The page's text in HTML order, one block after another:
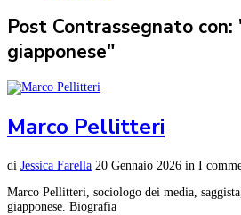
Post Contrassegnato
giapponese"
Marco Pellitteri
di Jessica Farella 20 Gennaio 2026 in I
Marco Pellitteri, sociologo dei media,
giapponese. Biografia